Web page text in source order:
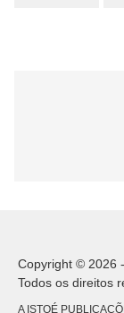
Copyright © 2026
Todos os direitos
A ISTOÉ